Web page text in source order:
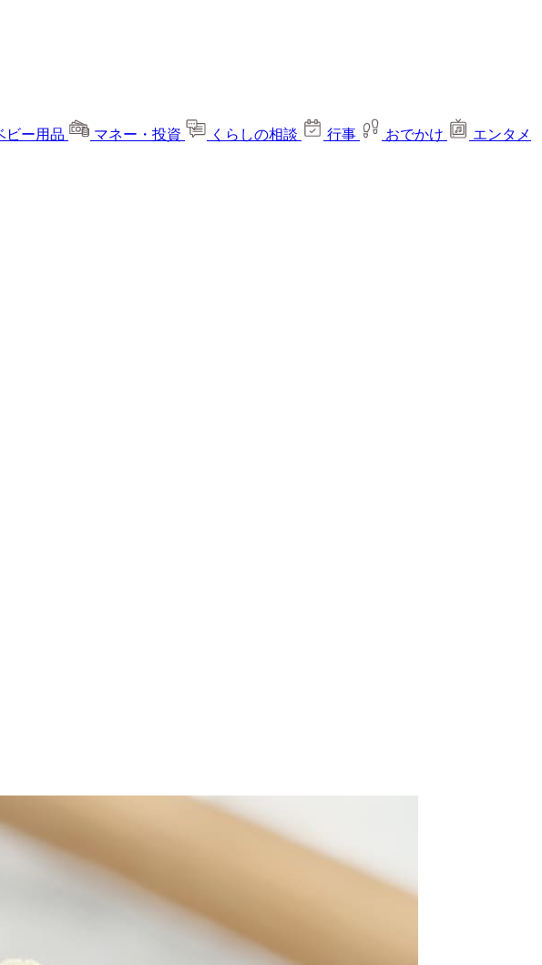
ビー用品 マネー・投資 くらしの相談 行事 おでかけ
エンタメ